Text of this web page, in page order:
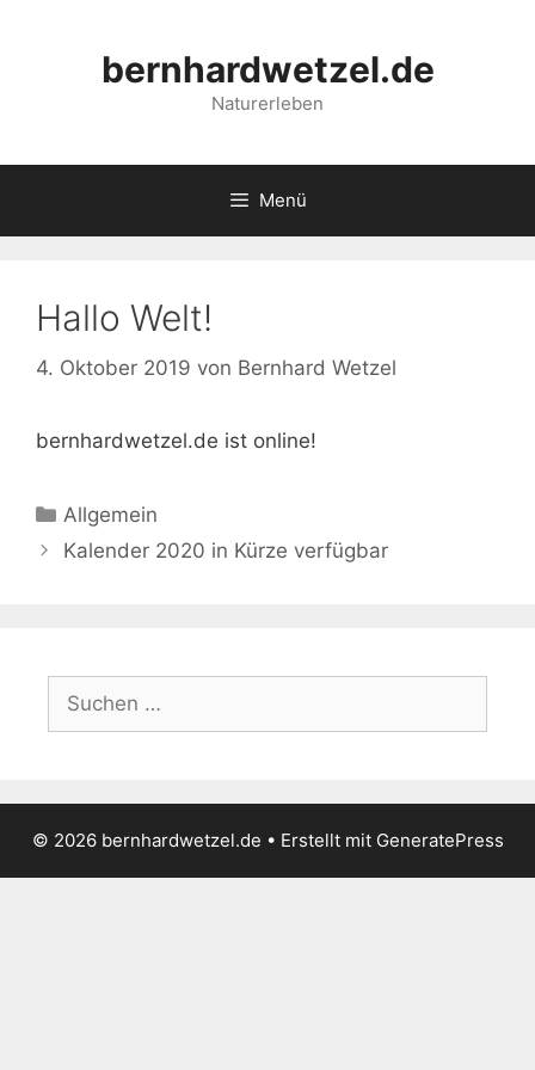
bernhardwetzel.de
Naturerleben
Menü
Hallo Welt!
4. Oktober 2019 von Bernhard Wetzel
bernhardwetzel.de ist online!
Kategorien
Allgemein
Kalender 2020 in Kürze verfügbar
nach:
© 2026 bernhardwetzel.de • Erstellt mit GeneratePress